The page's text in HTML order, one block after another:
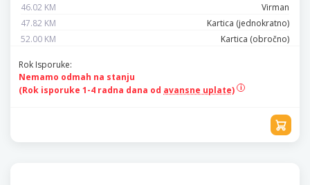
46.02 KM
Virman
47.82 KM
Kartica (jednokratno)
52.00 KM
Kartica (obročno)
Rok Isporuke:
Nemamo odmah na stanju
(Rok isporuke 1-4 radna dana od avansne uplate)